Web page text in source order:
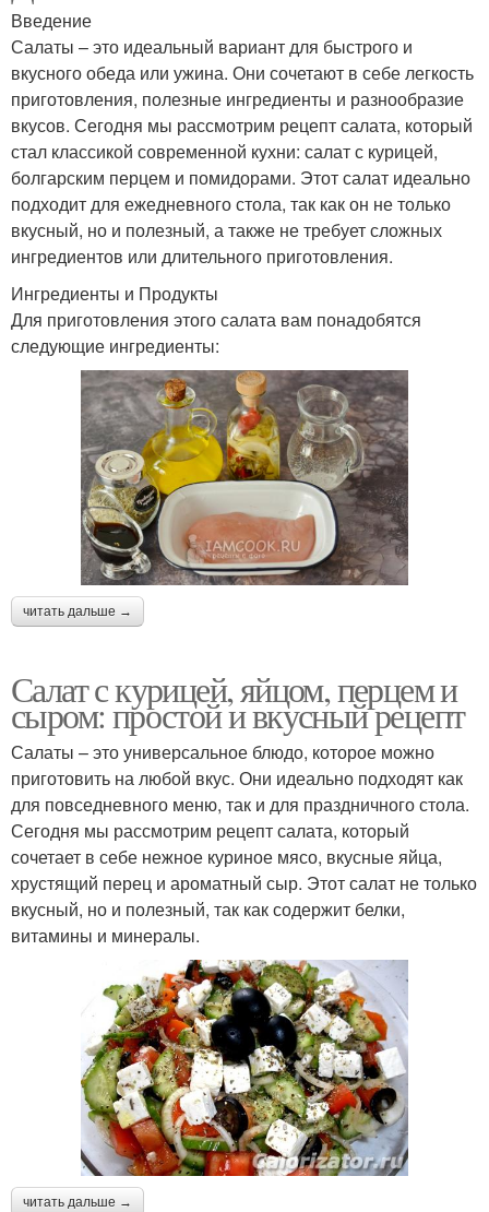
Введение
Салаты – это идеальный вариант для быстрого и
вкусного обеда или ужина. Они сочетают в себе легкость
приготовления, полезные ингредиенты и разнообразие
вкусов. Сегодня мы рассмотрим рецепт салата, который
стал классикой современной кухни: салат с курицей,
болгарским перцем и помидорами. Этот салат идеально
подходит для ежедневного стола, так как он не только
вкусный, но и полезный, а также не требует сложных
ингредиентов или длительного приготовления.
Ингредиенты и Продукты
Для приготовления этого салата вам понадобятся
следующие ингредиенты:
читать дальше →
Салат с курицей, яйцом, перцем и
сыром: простой и вкусный рецепт
Салаты – это универсальное блюдо, которое можно
приготовить на любой вкус. Они идеально подходят как
для повседневного меню, так и для праздничного стола.
Сегодня мы рассмотрим рецепт салата, который
сочетает в себе нежное куриное мясо, вкусные яйца,
хрустящий перец и ароматный сыр. Этот салат не только
вкусный, но и полезный, так как содержит белки,
витамины и минералы.
читать дальше →